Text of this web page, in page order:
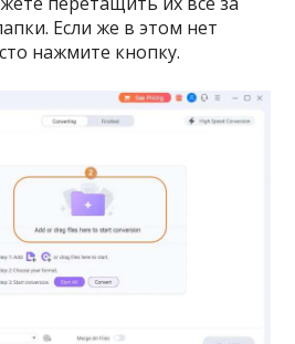
Если же в этом нет
нажмите кнопку.